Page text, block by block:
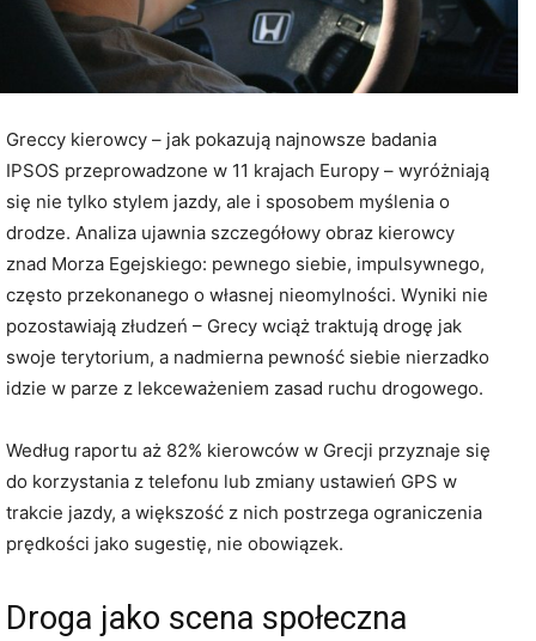
Greccy kierowcy – jak pokazują najnowsze badania
IPSOS przeprowadzone w 11 krajach Europy – wyróżniają
się nie tylko stylem jazdy, ale i sposobem myślenia o
drodze. Analiza ujawnia szczegółowy obraz kierowcy
znad Morza Egejskiego: pewnego siebie, impulsywnego,
często przekonanego o własnej nieomylności. Wyniki nie
pozostawiają złudzeń – Grecy wciąż traktują drogę jak
swoje terytorium, a nadmierna pewność siebie nierzadko
idzie w parze z lekceważeniem zasad ruchu drogowego.
Według raportu aż 82% kierowców w Grecji przyznaje się
do korzystania z telefonu lub zmiany ustawień GPS w
trakcie jazdy, a większość z nich postrzega ograniczenia
prędkości jako sugestię, nie obowiązek.
Droga jako scena społeczna